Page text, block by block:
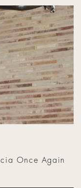
Again
Once Again